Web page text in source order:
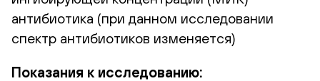
антибиотика (при данном исследовании
спектр антибиотиков изменяется)
Показания к исследованию: